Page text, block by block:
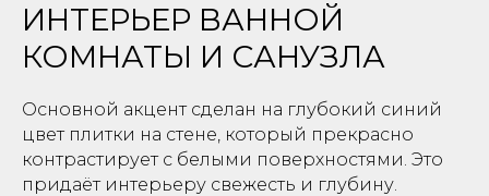
ИНТЕРЬЕР ВАННОЙ
КОМНАТЫ И САНУЗЛА
⁠Основной акцент сделан на глубокий синий
цвет плитки на стене, который прекрасно
контрастирует с белыми поверхностями. Это
придаёт интерьеру свежесть и глубину.